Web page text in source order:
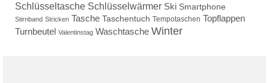
Schlüsseltasche Schlüsselwärmer Ski Smartphone
Stirnband Stricken Tasche Taschentuch Tempotaschen Topflappen
Turnbeutel Valentinstag Waschtasche Winter